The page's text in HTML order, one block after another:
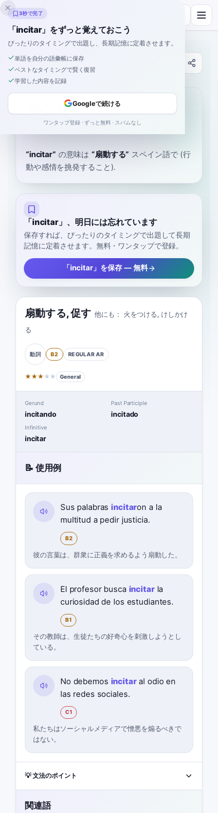
Inklingo
辞書
ホーム›スペイン語
incitar
een-see-TAR insiˈtaɾ
“incitar” の意味は “扇動する” スペイン語で(行
動や感情を挑発すること).
「incitar」、明日には忘れています
保存すれば、ぴったりのタイミングで出題して長期
記憶に定着させます。無料・ワンタップで登録。
「incitar」を保存 — 無料
扇動する,促す 他にも： 火をつける, けしかけ
る
動詞 B2 REGULAR AR
★★★ ★ ★ General
Gerund
incitando
Past Participle
incitado
Infinitive
incitar
📝 使用例
Sus palabras incitaron a la
multitud a pedir justicia.
B2
彼の言葉は、群衆に正義を求めるよう扇動した。
El profesor busca incitarla
curiosidad de los estudiantes.
B1
その教師は、生徒たちの好奇心を刺激しようとし
ている。
No debemos incitaral odio en
las redes sociales.
C1
私たちはソーシャルメディアで憎悪を煽るべきで
はない。
💡 文法のポイント
関連語
3秒で完了
「incitar」をずっと覚えておこう
ぴったりのタイミングで出題し、長期記憶に定着させます。
単語を自分の語彙帳に保存
ベストなタイミングで賢く復習
学習した内容を記録
Googleで続ける
ワンタップ登録 · ずっと無料 · スパムなし